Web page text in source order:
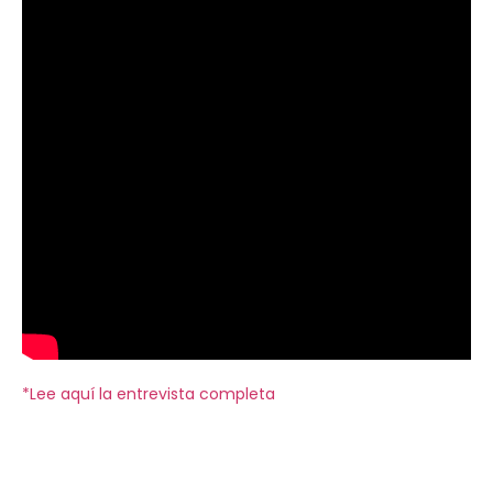
*Lee aquí la entrevista completa